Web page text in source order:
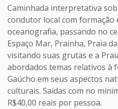
Caminhada interpretativa
condutor local com formação
oceanografia, passando no
Espaço Mar, Prainha, Praia
visitando suas grutas e a
abordados temas relativos à
Gaúcho em seus aspectos
culturais. Saídas com no
R$40,00 reais por pessoa.